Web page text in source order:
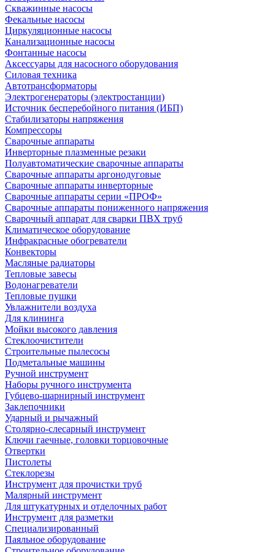
Скважинные насосы
Фекальные насосы
Циркуляционные насосы
Канализационные насосы
Фонтанные насосы
Аксессуары для насосного оборудования
Силовая техника
Автотрансформаторы
Электрогенераторы (электростанции)
Источник бесперебойного питания (ИБП)
Стабилизаторы напряжения
Компрессоры
Сварочные аппараты
Инверторные плазменные резаки
Полуавтоматические сварочные аппараты
Сварочные аппараты аргонодуговые
Сварочные аппараты инверторные
Сварочные аппараты серии «ПРОФ»
Сварочные аппараты пониженного напряжения
Сварочный аппарат для сварки ПВХ труб
Климатическое оборудование
Инфракрасные обогреватели
Конвекторы
Масляные радиаторы
Тепловые завесы
Водонагреватели
Тепловые пушки
Увлажнители воздуха
Для клининга
Мойки высокого давления
Стеклоочистители
Строительные пылесосы
Подметальные машины
Ручной инструмент
Наборы ручного инструмента
Губцево-шарнирный инструмент
Заклепочники
Ударный и рычажный
Столярно-слесарный инструмент
Ключи гаечные, головки торцовочные
Отвертки
Пистолеты
Стеклорезы
Инструмент для прочистки труб
Малярный инструмент
Для штукатурных и отделочных работ
Инструмент для разметки
Специализированный
Паяльное оборудование